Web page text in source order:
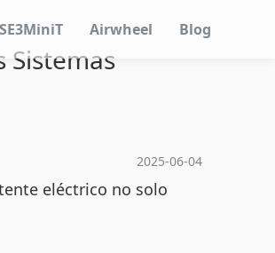
Airwheel Blog
Sistemas
2025-06-04
eléctrico no solo